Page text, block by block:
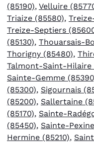
(85190), Velluire
Triaize (85580),
Treize-Septiers
(85130), Thouarsais-
Thorigny (85480),
Talmont-Saint-Hilaire
Sainte-Gemme
(85300), Sigournais
(85200), Sallertaine
(85170), Sainte-
(85450), Sainte-
Hermine (85210),